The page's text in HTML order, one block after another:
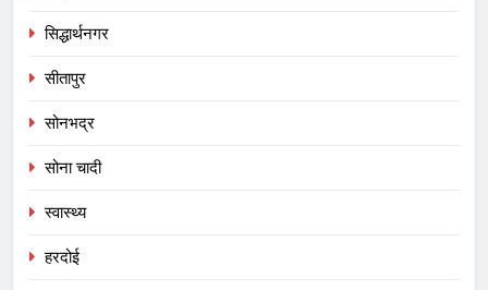
सिद्धार्थनगर
सीतापुर
सोनभद्र
सोना चादी
स्वास्थ्य
हरदोई